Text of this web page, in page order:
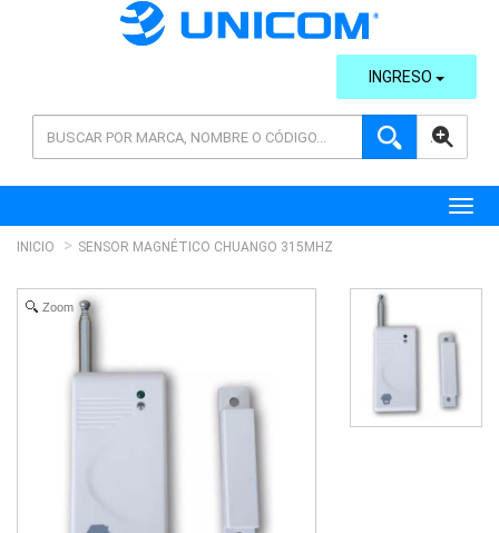
AVANZADA
INGRESO
INICIO SENSOR MAGNÉTICO CHUANGO 315MHZ
Zoom